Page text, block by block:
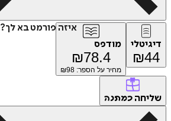
איזה פורמט בא לך?
דיגיטלי
₪44
מודפס
₪78.4
מחיר על הספר: ₪ 98
שליחה כמתנה